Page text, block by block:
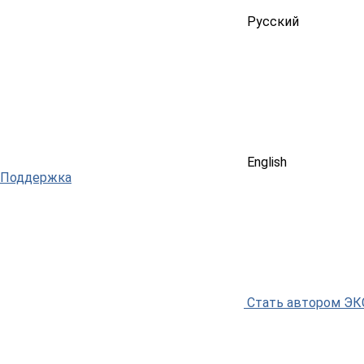
Русский
English
Поддержка
Стать автором